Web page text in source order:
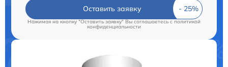
Оставить заявку
Нажимая на кнопку "Оставить заявку" Вы соглашаетесь cполитикой
конфиденциальности